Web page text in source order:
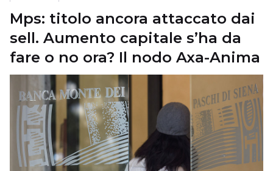
Mps: titolo ancora attaccato dai
sell. Aumento capitale s’ha da
fare o no ora? Il nodo Axa-Anima